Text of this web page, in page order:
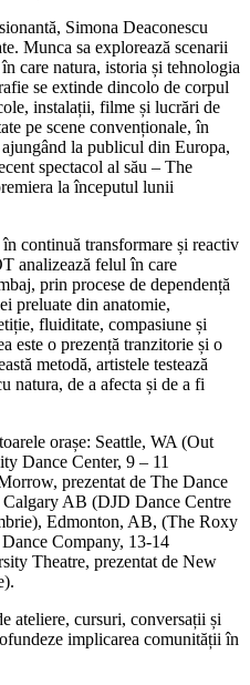
Simona Deaconescu
Munca sa explorează scenarii
care natura, istoria și tehnologia
se extinde dincolo de corpul
instalații, filme și lucrări de
pe scene convenționale, în
la publicul din Europa,
spectacol al său – The
la începutul lunii
continuă transformare și reactiv
analizează felul în care
prin procese de dependență
preluate din anatomie,
fluiditate, compasiune și
este o prezență tranzitorie și o
metodă, artistele testează
natura, de a afecta și de a fi
orașe: Seattle, WA (Out
Dance Center, 9 – 11
prezentat de The Dance
AB (DJD Dance Centre
Edmonton, AB, (The Roxy
Company, 13-14
Theatre, prezentat de New
ateliere, cursuri, conversații și
implicarea comunității în